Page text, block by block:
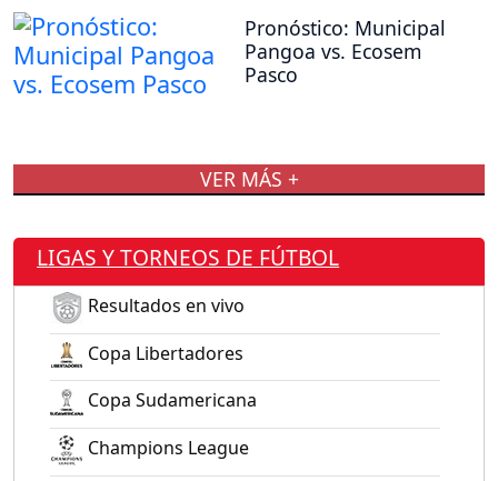
Pronóstico: Municipal
Pangoa vs. Ecosem
Pasco
VER MÁS +
LIGAS Y TORNEOS DE FÚTBOL
Resultados en vivo
Copa Libertadores
Copa Sudamericana
Champions League